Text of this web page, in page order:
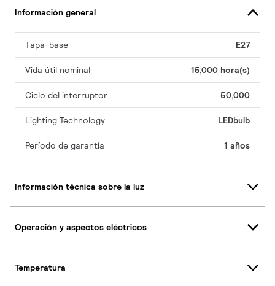
Información general
Tapa-base E27
Vida útil nominal 15,000 hora(s)
Ciclo del interruptor 50,000
Lighting Technology LEDbulb
Período de garantía 1 años
Información técnica sobre la luz
Operación y aspectos eléctricos
Temperatura